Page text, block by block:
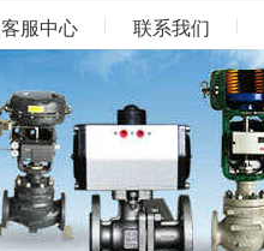
客服中心 联系我们